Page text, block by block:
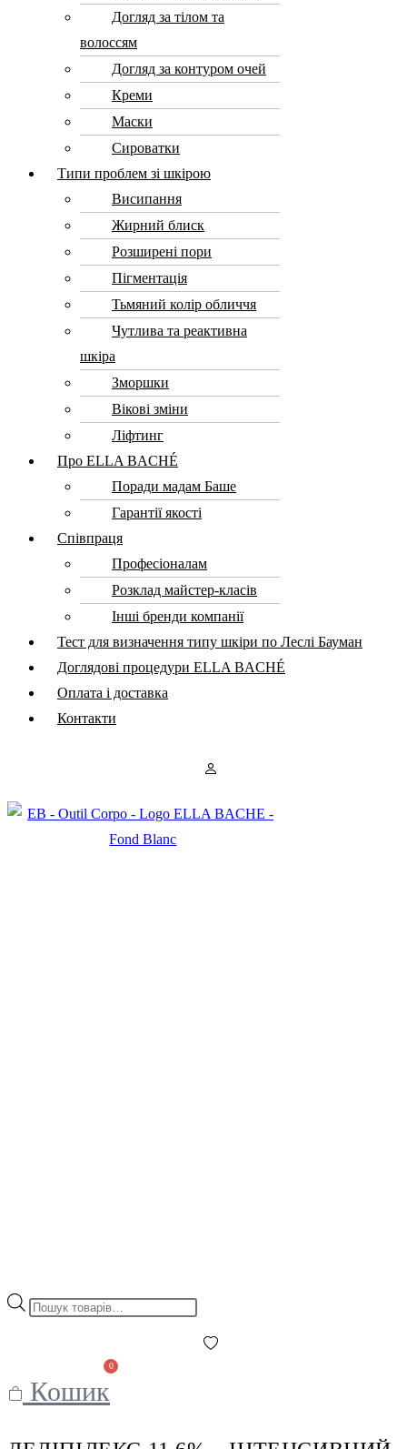
Догляд за тілом та
волоссям
Догляд за контуром очей
Креми
Маски
Сироватки
Типи проблем зі шкірою
Висипання
Жирний блиск
Розширені пори
Пігментація
Тьмяний колір обличчя
Чутлива та реактивна
шкіра
Зморшки
Вікові зміни
Ліфтинг
Про ELLA BACHÉ
Поради мадам Баше
Гарантії якості
Співпраця
Професіоналам
Розклад майстер-класів
Інші бренди компанії
Тест для визначення типу шкіри по Леслі Бауман
Доглядові процедури ELLA BACHÉ
Оплата і доставка
Контакти
Пошук
0
Кошик